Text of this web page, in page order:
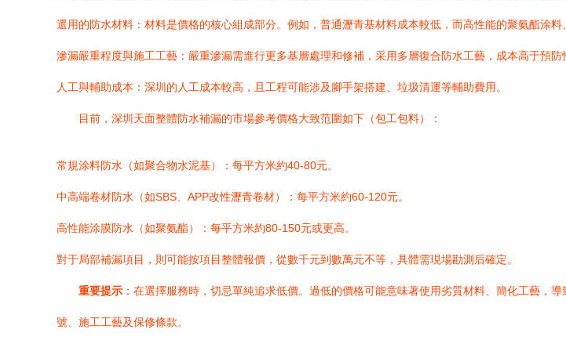
選用的防水材料：材料是價格的核心組成部分。例如，普通瀝青基材料成本較低，而高性能的聚氨酯涂
滲漏嚴重程度與施工工藝：嚴重滲漏需進行更多基層處理和修補，采用多層復合防水工藝，成本高于預防
人工與輔助成本：深圳的人工成本較高，且工程可能涉及腳手架搭建、垃圾清運等輔助費用。
目前，深圳天面整體防水補漏的市場參考價格大致范圍如下（包工包料）：
常規涂料防水（如聚合物水泥基）：每平方米約40-80元。
中高端卷材防水（如SBS、APP改性瀝青卷材）：每平方米約60-120元。
高性能涂膜防水（如聚氨酯）：每平方米約80-150元或更高。
對于局部補漏項目，則可能按項目整體報價，從數千元到數萬元不等，具體需現場勘測后確定。
重要提示 ：在選擇服務時，切忌單純追求低價。過低的價格可能意味著使用劣質材料、簡化工藝，
號、施工工藝及保修條款。